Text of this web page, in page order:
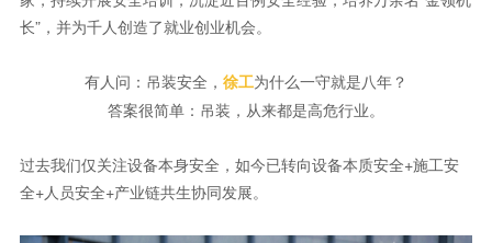
长”，并为千人创造了就业创业机会。
有人问：吊装安全， 徐工为什么一守就是八年？
答案很简单：吊装，从来都是高危行业。
过去我们仅关注设备本身安全，如今已转向设备本质安全+施工安
全+人员安全+产业链共生协同发展。